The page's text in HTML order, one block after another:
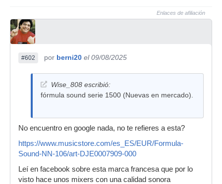
Enlaces de afiliación
#602 por berni20 el 09/08/2025
Wise_808 escribió:
fórmula sound serie 1500 (Nuevas en mercado).
No encuentro en google nada, no te refieres a esta?
https://www.musicstore.com/es_ES/EUR/Formula-
Sound-NN-106/art-DJE0007909-000
Leí en facebook sobre esta marca francesa que por lo
visto hace unos mixers con una calidad sonora